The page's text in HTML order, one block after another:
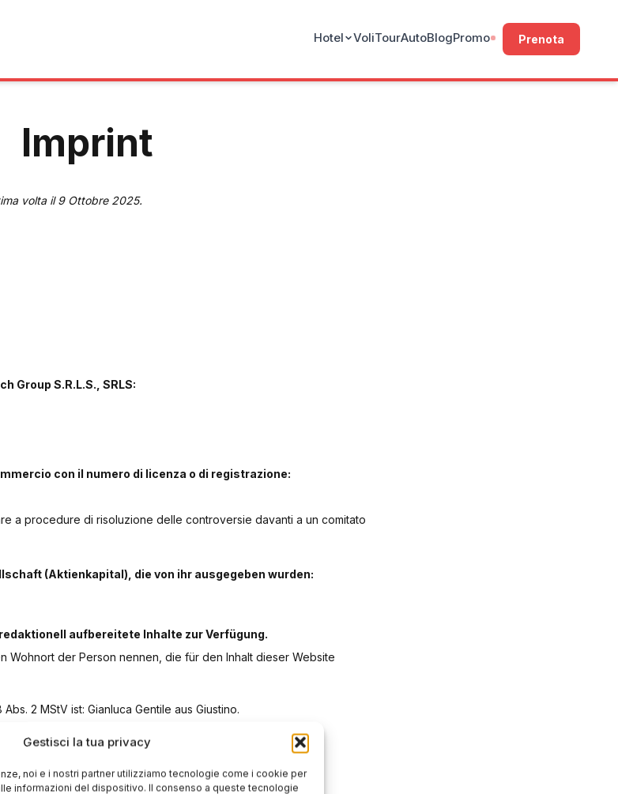
Gestisci la tua privacy
noi e i nostri partner utilizziamo tecnologie come i cookie per
informazioni del dispositivo. Il consenso a queste tecnologie
Hotel VoliTourAutoBlogPromo Prenota
Imprint
volta il 9 Ottobre 2025.
Group S.R.L.S., SRLS:
con il numero di licenza o di registrazione:
a procedure di risoluzione delle controversie davanti a un comitato
(Aktienkapital), die von ihr ausgegeben wurden:
aufbereitete Inhalte zur Verfügung.
Wohnort der Person nennen, die für den Inhalt dieser Website
2 MStV ist: Gianluca Gentile aus Giustino.